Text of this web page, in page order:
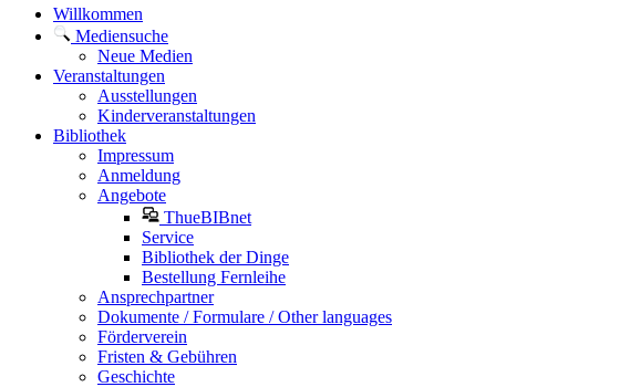
Willkommen
Mediensuche
Neue Medien
Veranstaltungen
Ausstellungen
Kinderveranstaltungen
Bibliothek
Impressum
Anmeldung
Angebote
ThueBIBnet
Service
Bibliothek der Dinge
Bestellung Fernleihe
Ansprechpartner
Dokumente / Formulare / Other languages
Förderverein
Fristen & Gebühren
Geschichte